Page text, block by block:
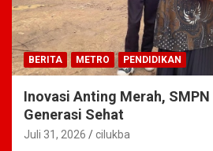
BERITA METRO PENDIDIKAN
Inovasi Anting Merah,
Generasi Sehat
Juli 31, 2026 cilukba